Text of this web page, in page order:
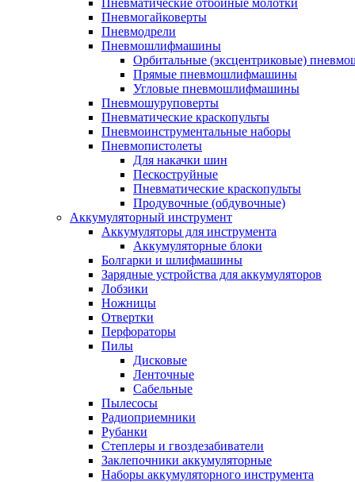
Пневматические отбойные молотки
Пневмогайковерты
Пневмодрели
Пневмошлифмашины
Орбитальные (эксцентриковые)
Прямые пневмошлифмашины
Угловые пневмошлифмашины
Пневмошуруповерты
Пневматические краскопульты
Пневмоинструментальные наборы
Пневмопистолеты
Для накачки шин
Пескоструйные
Пневматические краскопульты
Продувочные (обдувочные)
Аккумуляторный инструмент
Аккумуляторы для инструмента
Аккумуляторные блоки
Болгарки и шлифмашины
Зарядные устройства для аккумуляторов
Лобзики
Ножницы
Отвертки
Перфораторы
Пилы
Дисковые
Ленточные
Сабельные
Пылесосы
Радиоприемники
Рубанки
Степлеры и гвоздезабиватели
Заклепочники аккумуляторные
Наборы аккумуляторного инструмента